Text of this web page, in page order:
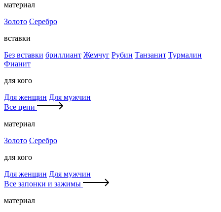
материал
Золото Серебро
вставки
Без вставки бриллиант Жемчуг Рубин Танзанит Турмалин
Фианит
для кого
Для женщин Для мужчин
Все цепи
материал
Золото Серебро
для кого
Для женщин Для мужчин
Все запонки и зажимы
материал